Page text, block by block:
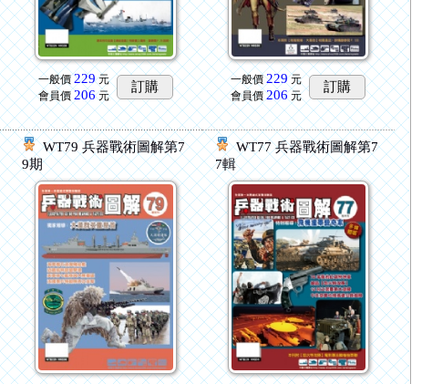
一般價 229元
會員價 206元
訂購 一般價 229元
會員價 206元
訂購
WT79 兵器戰術圖解第7
9期
WT77 兵器戰術圖解第7
7輯